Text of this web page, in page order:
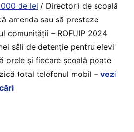
de lei / Directorii de școală
amenda sau să presteze
comunității – ROFUIP 2024
săli de detenție pentru elevii
orele și fiecare școală poate
total telefonul mobil – vezi